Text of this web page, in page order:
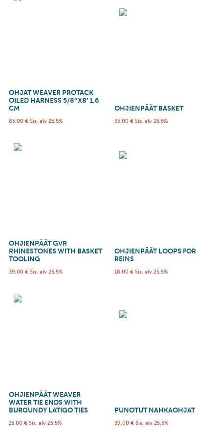
OHJAT WEAVER PROTACK
OILED HARNESS 5/8″X8′ 1,6
CM
85,00 € Sis. alv 25,5%
OHJIENPÄÄT BASKET
35,00 € Sis. alv 25,5%
OHJIENPÄÄT GVR
RHINESTONES WITH BASKET
TOOLING
39,00 € Sis. alv 25,5%
OHJIENPÄÄT LOOPS FOR
REINS
18,00 € Sis. alv 25,5%
OHJIENPÄÄT WEAVER
WATER TIE ENDS WITH
BURGUNDY LATIGO TIES
15,00 € Sis. alv 25,5%
PUNOTUT NAHKAOHJAT
39,00 € Sis. alv 25,5%